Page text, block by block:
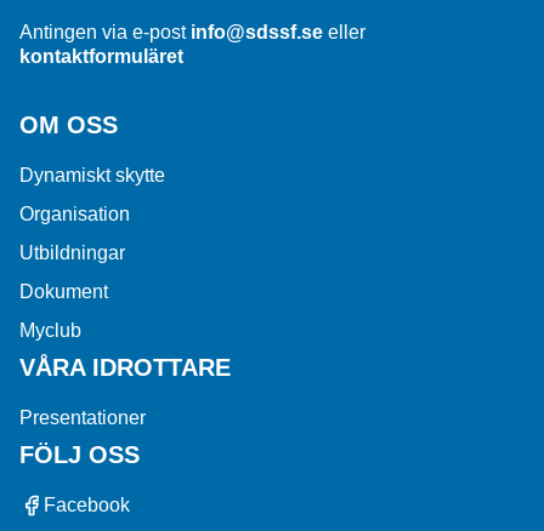
Antingen via e-post info@sdssf.se eller
kontaktformuläret
OM OSS
Dynamiskt skytte
Organisation
Utbildningar
Dokument
Myclub
VÅRA IDROTTARE
Presentationer
FÖLJ OSS
Facebook